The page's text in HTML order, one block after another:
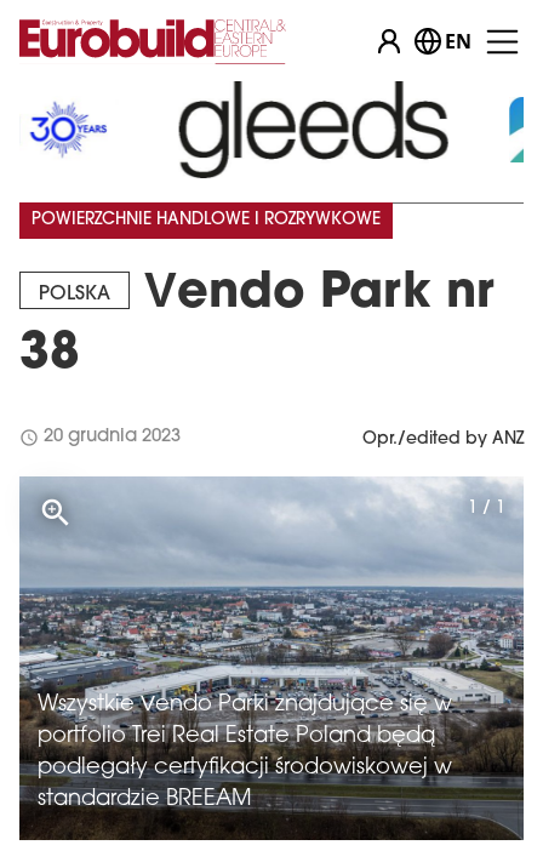
EN
POLSKA
Vendo Park nr
38
POWIERZCHNIE HANDLOWE I ROZRYWKOWE
schedule 20 grudnia 2023 Opr./edited by ANZ
Wszystkie Vendo Parki znajdujące się w
portfolio Trei Real Estate Poland będą
podlegały certyfikacji środowiskowej w
standardzie BREEAM
1 / 1